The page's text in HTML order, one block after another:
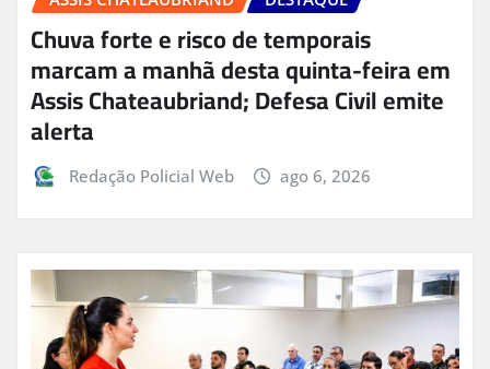
Chuva forte e risco de temporais
marcam a manhã desta quinta-feira em
Assis Chateaubriand; Defesa Civil emite
alerta
Redação Policial Web ago 6, 2026